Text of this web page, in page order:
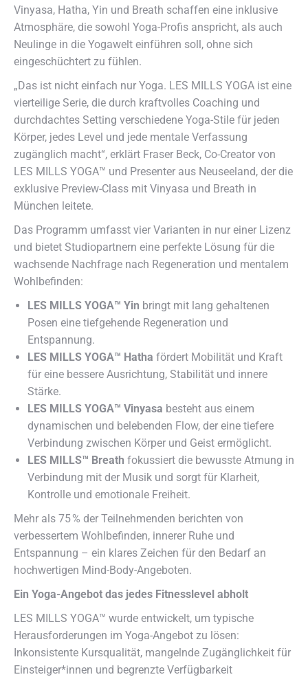
Vinyasa, Hatha, Yin und Breath schaffen eine inklusive
Atmosphäre, die sowohl Yoga-Profis anspricht, als auch
Neulinge in die Yogawelt einführen soll, ohne sich
eingeschüchtert zu fühlen.
„Das ist nicht einfach nur Yoga. LES MILLS YOGA ist eine
vierteilige Serie, die durch kraftvolles Coaching und
durchdachtes Setting verschiedene Yoga-Stile für jeden
Körper, jedes Level und jede mentale Verfassung
zugänglich macht“, erklärt Fraser Beck, Co-Creator von
LES MILLS YOGA™ und Presenter aus Neuseeland, der die
exklusive Preview-Class mit Vinyasa und Breath in
München leitete.
Das Programm umfasst vier Varianten in nur einer Lizenz
und bietet Studiopartnern eine perfekte Lösung für die
wachsende Nachfrage nach Regeneration und mentalem
Wohlbefinden:
LES MILLS YOGA™ Yin bringt mit lang gehaltenen
Posen eine tiefgehende Regeneration und
Entspannung.
LES MILLS YOGA™ Hatha fördert Mobilität und Kraft
für eine bessere Ausrichtung, Stabilität und innere
Stärke.
LES MILLS YOGA™ Vinyasa besteht aus einem
dynamischen und belebenden Flow, der eine tiefere
Verbindung zwischen Körper und Geist ermöglicht.
LES MILLS™ Breath fokussiert die bewusste Atmung in
Verbindung mit der Musik und sorgt für Klarheit,
Kontrolle und emotionale Freiheit.
Mehr als 75 % der Teilnehmenden berichten von
verbessertem Wohlbefinden, innerer Ruhe und
Entspannung – ein klares Zeichen für den Bedarf an
hochwertigen Mind-Body-Angeboten.
Ein Yoga-Angebot das jedes Fitnesslevel abholt
LES MILLS YOGA™ wurde entwickelt, um typische
Herausforderungen im Yoga-Angebot zu lösen:
Inkonsistente Kursqualität, mangelnde Zugänglichkeit für
Einsteiger*innen und begrenzte Verfügbarkeit